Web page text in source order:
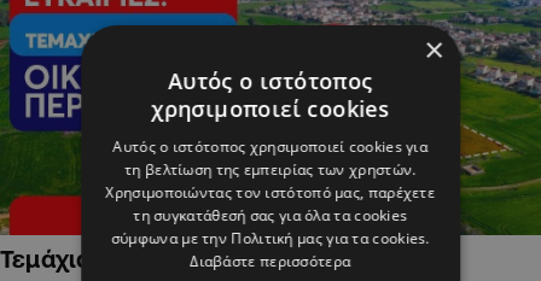
Τεμάχια Γης σε Οικιστικές Περιοχές
×
Αυτός ο ιστότοπος
χρησιμοποιεί cookies
Αυτός ο ιστότοπος χρησιμοποιεί cookies για
τη βελτίωση της εμπειρίας των χρηστών.
Χρησιμοποιώντας τον ιστότοπό μας, παρέχετε
τη συγκατάθεσή σας για όλα τα cookies
σύμφωνα με την Πολιτική μας για τα cookies.
Διαβάστε περισσότερα